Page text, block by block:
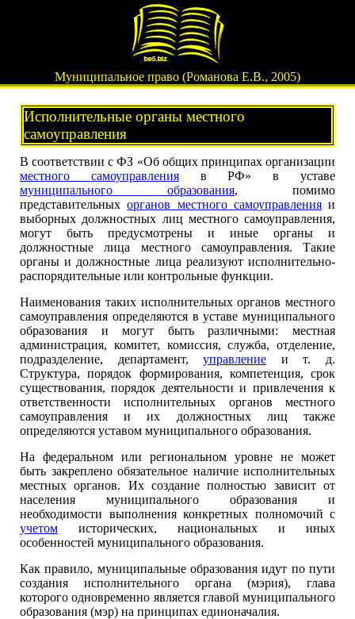
Муниципальное право (Романова Е.В., 2005)
Исполнительные органы местного
самоуправления
В соответствии с ФЗ «Об общих принципах организации
местного самоуправленияв РФ» в уставе
муниципального образования, помимо
представительныхорганов местного самоуправленияи
выборных должностных лиц местного самоуправления,
могут быть предусмотрены и иные органы и
должностные лица местного самоуправления. Такие
органы и должностные лица реализуют исполнительно-
распорядительные или контрольные функции.
Наименования таких исполнительных органов местного
самоуправления определяются в уставе муниципального
образования и могут быть различными: местная
администрация, комитет, комиссия, служба, отделение,
подразделение, департамент,управление и т. д.
Структура, порядок формирования, компетенция, срок
существования, порядок деятельности и привлечения к
ответственности исполнительных органов местного
самоуправления и их должностных лиц также
определяются уставом муниципального образования.
На федеральном или региональном уровне не может
быть закреплено обязательное наличие исполнительных
местных органов. Их создание полностью зависит от
населения муниципального образования и
необходимости выполнения конкретных полномочий с
учетом исторических, национальных и иных
особенностей муниципального образования.
Как правило, муниципальные образования идут по пути
создания исполнительного органа (мэрия), глава
которого одновременно является главой муниципального
образования (мэр) на принципах единоначалия.